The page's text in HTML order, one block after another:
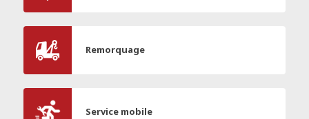
Remorquage
Service mobile